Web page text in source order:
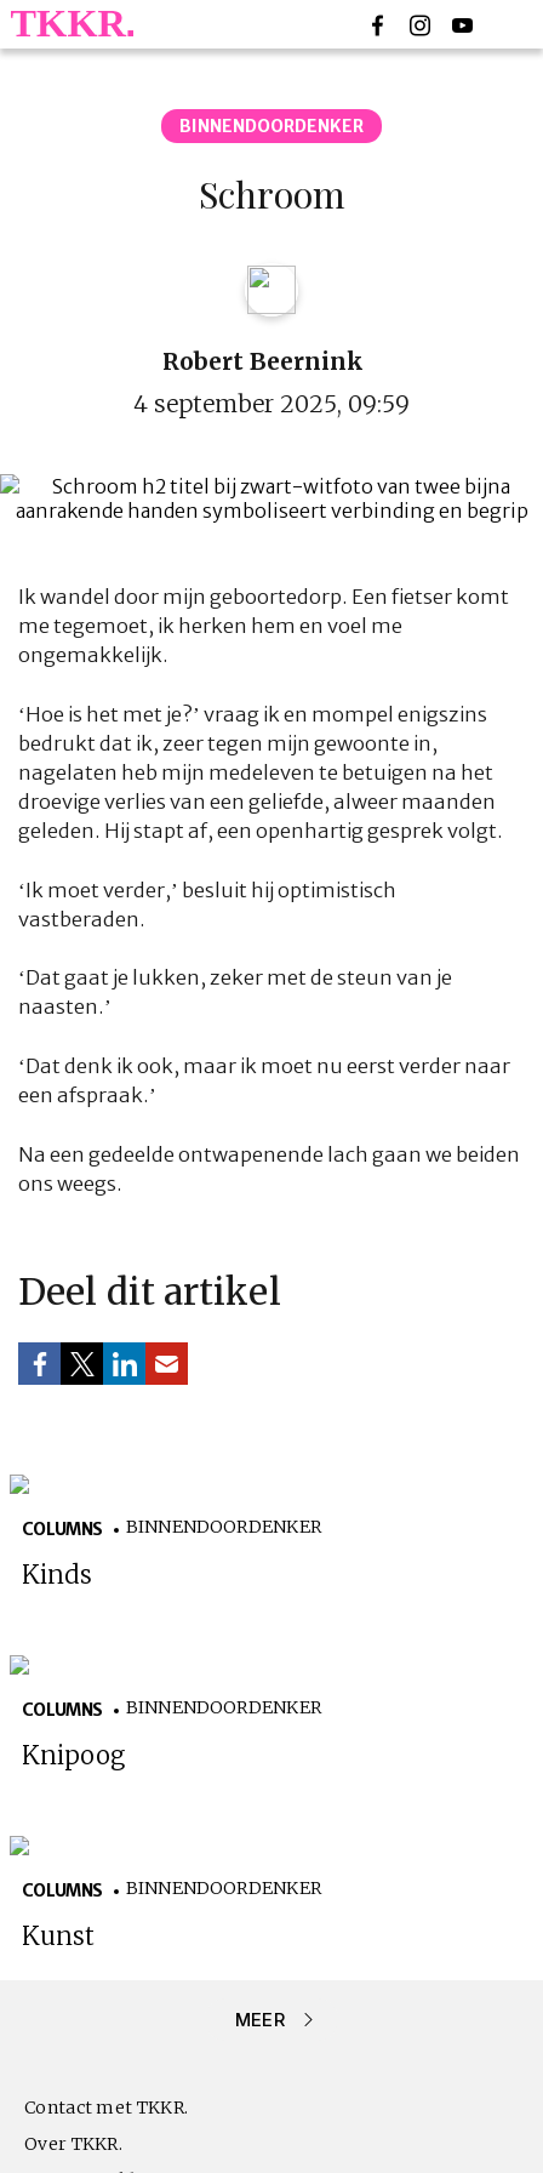
CULTUURRADIOABONNEMENT
AUTEURS
BINNENDOORDENKER
Schroom
Robert Beernink
4 september 2025, 09:59
Ik wandel door mijn geboortedorp. Een fietser komt
me tegemoet, ik herken hem en voel me
ongemakkelijk.
‘Hoe is het met je?’ vraag ik en mompel enigszins
bedrukt dat ik, zeer tegen mijn gewoonte in,
nagelaten heb mijn medeleven te betuigen na het
droevige verlies van een geliefde, alweer maanden
geleden. Hij stapt af, een openhartig gesprek volgt.
‘Ik moet verder,’ besluit hij optimistisch
vastberaden.
‘Dat gaat je lukken, zeker met de steun van je
naasten.’
‘Dat denk ik ook, maar ik moet nu eerst verder naar
een afspraak.’
Na een gedeelde ontwapenende lach gaan we beiden
ons weegs.
Deel dit artikel
COLUMNS BINNENDOORDENKER
Kinds
COLUMNS BINNENDOORDENKER
Knipoog
COLUMNS BINNENDOORDENKER
Kunst
MEER
Contact met TKKR.
Over TKKR.